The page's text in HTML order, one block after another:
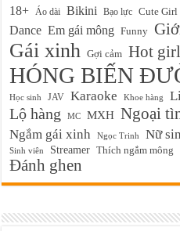
18+ Áo dài Bikini Bạo lực Cute Girl
Dance Em gái mông Funny
Gái xinh Gợi cảm Hot girl
HÓNG BIẾN
Học sinh
JAV Karaoke Khoe hàng
Lộ hàng MC MXH Ngoại
Ngắm gái xinh
Ngọc Trinh Nữ
Sinh viên Streamer Thích ngắm mông
Đánh ghen